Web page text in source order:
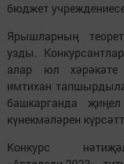
бюджет
Ярышларның
узды.
алар юл хәрәкәте
имтихан
башкарганда
күнекмәләрен
Конкурс